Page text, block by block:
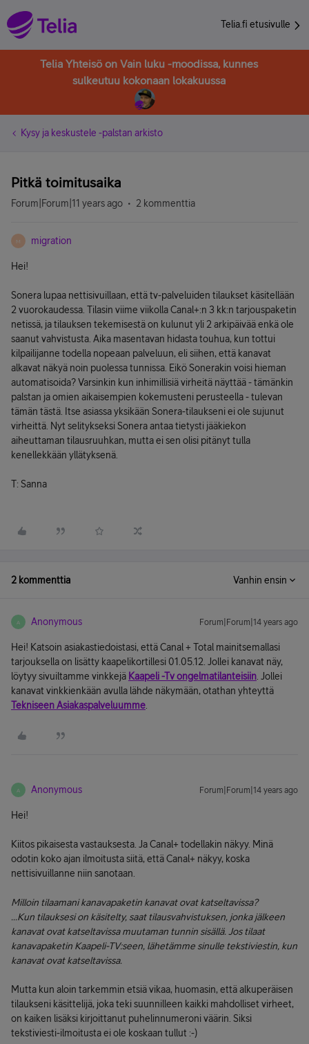
Telia.fi etusivulle
Telia Yhteisö on Vain luku -moodissa, kunnes
sulkeutuu kokonaan lokakuussa
Kysy ja keskustele -palstan arkisto
Pitkä toimitusaika
Forum|Forum|11 years ago 2 kommenttia
M migration
Hei!
Sonera lupaa nettisivuillaan, että tv-palveluiden tilaukset käsitellään
2 vuorokaudessa. Tilasin viime viikolla Canal+:n 3 kk:n tarjouspaketin
netissä, ja tilauksen tekemisestä on kulunut yli 2 arkipäivää enkä ole
saanut vahvistusta. Aika masentavan hidasta touhua, kun tottui
kilpailijanne todella nopeaan palveluun, eli siihen, että kanavat
alkavat näkyä noin puolessa tunnissa. Eikö Sonerakin voisi hieman
automatisoida? Varsinkin kun inhimillisiä virheitä näyttää - tämänkin
palstan ja omien aikaisempien kokemusteni perusteella - tulevan
tämän tästä. Itse asiassa yksikään Sonera-tilaukseni ei ole sujunut
virheittä. Nyt selitykseksi Sonera antaa tietysti jääkiekon
aiheuttaman tilausruuhkan, mutta ei sen olisi pitänyt tulla
kenellekkään yllätyksenä.
T: Sanna
2 kommenttia Vanhin ensin
A Anonymous Forum|Forum|14 years ago
Hei! Katsoin asiakastiedoistasi, että Canal + Total mainitsemallasi
tarjouksella on lisätty kaapelikortillesi 01.05.12. Jollei kanavat näy,
löytyy sivuiltamme vinkkejä Kaapeli -Tv ongelmatilanteisiin . Jollei
kanavat vinkkienkään avulla lähde näkymään, otathan yhteyttä
Tekniseen Asiakaspalveluumme
A Anonymous Forum|Forum|14 years ago
Hei!
Kiitos pikaisesta vastauksesta. Ja Canal+ todellakin näkyy. Minä
odotin koko ajan ilmoitusta siitä, että Canal+ näkyy, koska
nettisivuillanne niin sanotaan.
Milloin tilaamani kanavapaketin kanavat ovat katseltavissa?
...Kun tilauksesi on käsitelty, saat tilausvahvistuksen, jonka jälkeen
kanavat ovat katseltavissa muutaman tunnin sisällä. Jos tilaat
kanavapaketin Kaapeli-TV:seen, lähetämme sinulle tekstiviestin, kun
kanavat ovat katseltavissa.
Mutta kun aloin tarkemmin etsiä vikaa, huomasin, että alkuperäisen
tilaukseni käsittelijä, joka teki suunnilleen kaikki mahdolliset virheet,
on kaiken lisäksi kirjoittanut puhelinnumeroni väärin. Siksi
tekstiviesti-ilmoitusta ei ole koskaan tullut :-)